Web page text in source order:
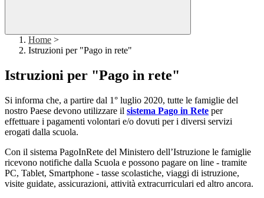
Home >
Istruzioni per "Pago in rete"
Istruzioni per "Pago in rete"
Si informa che, a partire dal 1° luglio 2020, tutte le famiglie del
nostro Paese devono utilizzare il sistema Pago in Rete per
effettuare i pagamenti volontari e/o dovuti per i diversi servizi
erogati dalla scuola.
Con il sistema PagoInRete del Ministero dell’Istruzione le famiglie
ricevono notifiche dalla Scuola e possono pagare on line - tramite
PC, Tablet, Smartphone - tasse scolastiche, viaggi di istruzione,
visite guidate, assicurazioni, attività extracurriculari ed altro ancora.